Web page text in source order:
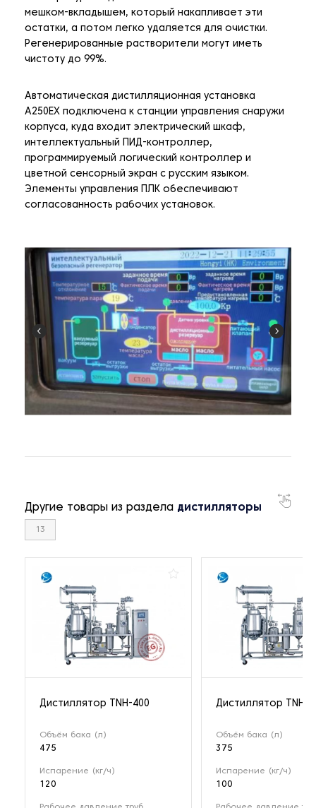
мешком-вкладышем, который накапливает эти
остатки, а потом легко удаляется для очистки.
Регенерированные растворители могут иметь
чистоту до 99%.
Автоматическая дистилляционная установка
A250EX подключена к станции управления снаружи
корпуса, куда входит электрический шкаф,
интеллектуальный ПИД-контроллер,
программируемый логический контроллер и
цветной сенсорный экран с русским языком.
Элементы управления ПЛК обеспечивают
согласованность рабочих установок.
Другие товары из раздела дистилляторы
13
Дистиллятор TNH-400
Объём бака (л)
475
Испарение (кг/ч)
120
Дистиллятор TNH-
Объём бака (л)
375
Испарение (кг/ч)
100